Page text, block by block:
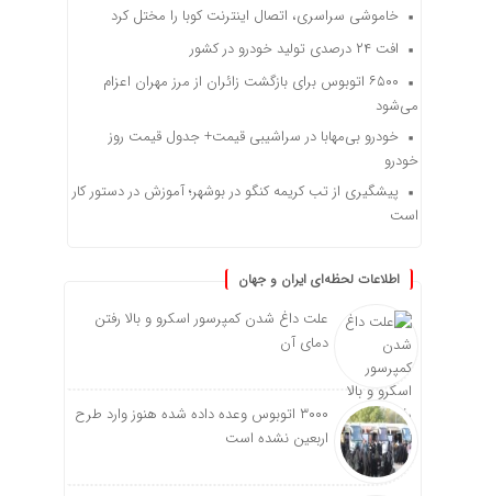
خاموشی سراسری، اتصال اینترنت کوبا را مختل کرد
افت ۲۴ درصدی تولید خودرو در کشور
۶۵۰۰ اتوبوس برای بازگشت زائران از مرز مهران اعزام
می‌شود
خودرو بی‌مهابا در سراشیبی قیمت+ جدول قیمت روز
خودرو
پیشگیری از تب کریمه کنگو در بوشهر؛ آموزش در دستور کار
است
اطلاعات لحظه‌ای ایران و جهان
علت داغ شدن کمپرسور اسکرو و بالا رفتن
دمای آن
۳۰۰۰ اتوبوس وعده داده شده هنوز وارد طرح
اربعین نشده است